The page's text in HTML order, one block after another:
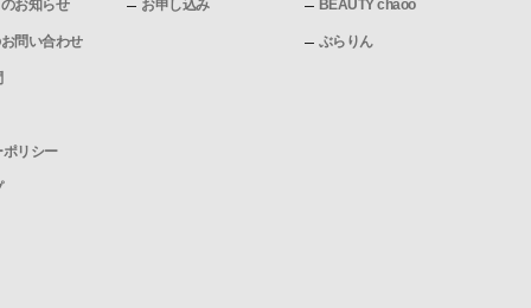
お知らせ
問い合わせ
リシー
お申し込み BEAUTY chaoo
ぶらりん